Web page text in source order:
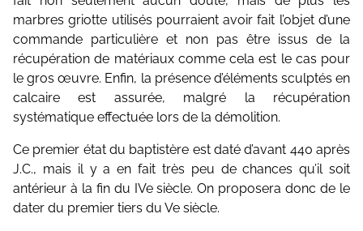
marbres griotte utilisés pourraient avoir fait l’objet d’une
commande particulière et non pas être issus de la
récupération de matériaux comme cela est le cas pour
le gros œuvre. Enfin, la présence d’éléments sculptés en
calcaire est assurée, malgré la récupération
systématique effectuée lors de la démolition.
Ce premier état du baptistère est daté d’avant 440 après
J.C., mais il y a en fait très peu de chances qu’il soit
antérieur à la fin du IVe siècle. On proposera donc de le
dater du premier tiers du Ve siècle.